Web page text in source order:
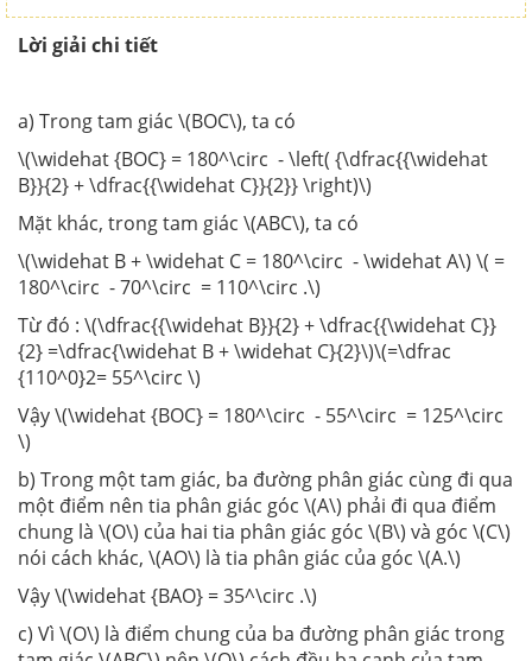
Lời giải chi tiết
a) Trong tam giác \(BOC\), ta có
\(\widehat {BOC} = 180^\circ - \left( {\dfrac{{\widehat
B}}{2} + \dfrac{{\widehat C}}{2}} \right)\)
Mặt khác, trong tam giác \(ABC\), ta có
\(\widehat B + \widehat C = 180^\circ - \widehat A\) \( =
180^\circ - 70^\circ = 110^\circ .\)
Từ đó : \(\dfrac{{\widehat B}}{2} + \dfrac{{\widehat C}}
{2} =\dfrac{\widehat B + \widehat C}{2}\)\(=\dfrac
{110^0}2= 55^\circ \)
Vậy \(\widehat {BOC} = 180^\circ - 55^\circ = 125^\circ
\)
b) Trong một tam giác, ba đường phân giác cùng đi qua
một điểm nên tia phân giác góc \(A\) phải đi qua điểm
chung là \(O\) của hai tia phân giác góc \(B\) và góc \(C\)
nói cách khác, \(AO\) là tia phân giác của góc \(A.\)
Vậy \(\widehat {BAO} = 35^\circ .\)
c) Vì \(O\) là điểm chung của ba đường phân giác trong